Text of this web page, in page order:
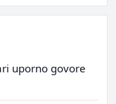
uporno govore